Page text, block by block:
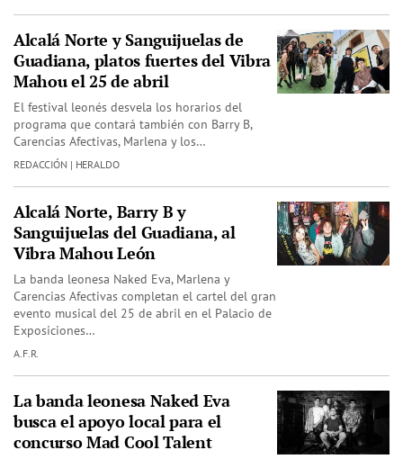
Alcalá Norte y Sanguijuelas de
Guadiana, platos fuertes del Vibra
Mahou el 25 de abril
El festival leonés desvela los horarios del
programa que contará también con Barry B,
Carencias Afectivas, Marlena y los…
REDACCIÓN | HERALDO
Alcalá Norte, Barry B y
Sanguijuelas del Guadiana, al
Vibra Mahou León
La banda leonesa Naked Eva, Marlena y
Carencias Afectivas completan el cartel del gran
evento musical del 25 de abril en el Palacio de
Exposiciones…
A.F.R.
La banda leonesa Naked Eva
busca el apoyo local para el
concurso Mad Cool Talent